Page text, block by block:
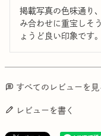
掲載写真の色味通り
み合わせに重宝しそ
ょうど良い印象です。
すべてのレビューを見
レビューを書く